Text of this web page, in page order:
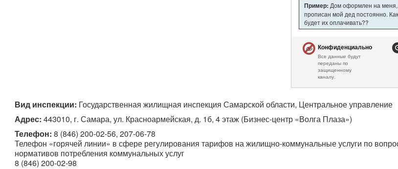
Пример: Дом оформлен на меня,
прописан мой дед постоянно.
будет их оплачивать??
Конфиденциально
Все данные будут
переданы по
защищенному
каналу.
Вид инспекции: Государственная жилищная инспекция Самарской области, Центральное управление
Адрес: 443010, г. Самара, ул. Красноармейская, д. 1б, 4 этаж (Бизнес-центр «Волга Плаза»)
Телефон: 8 (846) 200-02-56, 207-06-78
Телефон «горячей линии» в сфере регулирования тарифов на жилищно-коммунальные услуги по
нормативов потребления коммунальных услуг
8 (846) 200-02-98